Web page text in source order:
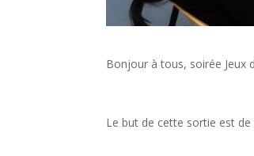
Bonjour à tous, soirée Jeux
Le but de cette sortie est